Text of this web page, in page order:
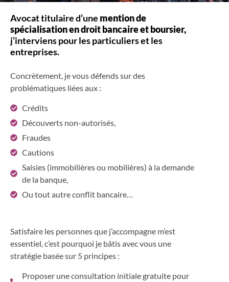
Avocat titulaire d’une mention de
spécialisation en droit bancaire et boursier,
j’interviens pour les particuliers et les
entreprises.
Concrètement, je vous défends sur des
problématiques liées aux :
Crédits
Découverts non-autorisés,
Fraudes
Cautions
Saisies (immobilières ou mobilières) à la demande
de la banque,
Ou tout autre conflit bancaire…
Satisfaire les personnes que j’accompagne m’est
essentiel, c’est pourquoi je bâtis avec vous une
stratégie basée sur 5 principes :
Proposer une consultation initiale gratuite pour